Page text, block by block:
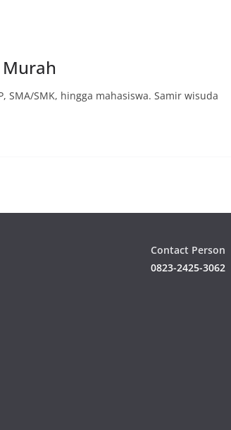
SMK, hingga mahasiswa. Samir wisuda
Contact Person
0823-2425-3062